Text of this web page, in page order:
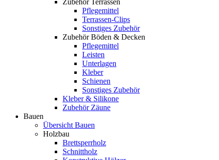
Pflegemittel
Terrassen-Clips
Sonstiges Zubehör
Zubehör Böden & Decken
Pflegemittel
Leisten
Unterlagen
Kleber
Schienen
Sonstiges Zubehör
Kleber & Silikone
Zubehör Zäune
Bauen
Übersicht Bauen
Holzbau
Brettsperrholz
Schnittholz